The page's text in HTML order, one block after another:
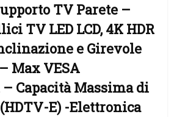
TV Parete –
TV LED LCD, 4K HDR
e Girevole
Max VESA
Capacità Massima di
E) -Elettronica